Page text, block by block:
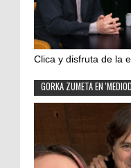
Clica y disfruta de la
GORKA ZUMETA EN